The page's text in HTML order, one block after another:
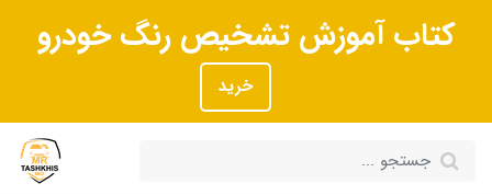
کتاب آموزش تشخیص رنگ خودرو
خرید